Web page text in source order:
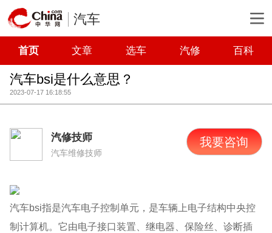
汽车
首页 文章 选车 汽修 百科
汽车bsi是什么意思？
2023-07-17 16:18:55
汽修技师
汽车维修技师
我要咨询
汽车bsi指是汽车电子控制单元，是车辆上电子结构中央控
制计算机。它由电子接口装置、继电器、保险丝、诊断插